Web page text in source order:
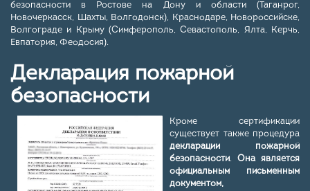
безопасности в Ростове на Дону и области (Таганрог,
Новочеркасск, Шахты, Волгодонск), Краснодаре, Новороссийске,
Волгограде и Крыму (Симферополь, Севастополь, Ялта, Керчь,
Евпатория, Феодосия).
Декларация пожарной
безопасности
Кроме сертификации
существует также процедура
декларации пожарной
безопасности. Она является
официальным письменным
документом,